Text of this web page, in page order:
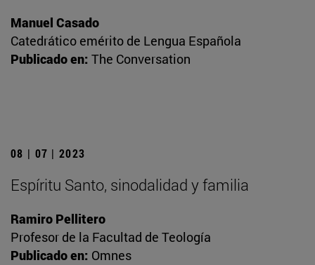
Manuel Casado
Catedrático emérito de Lengua Española
Publicado en: The Conversation
08 | 07 | 2023
Espíritu Santo, sinodalidad y familia
Ramiro Pellitero
Profesor de la Facultad de Teología
Publicado en: Omnes